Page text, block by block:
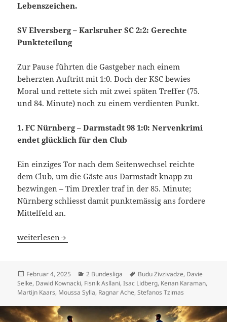
Lebenszeichen.
SV Elversberg – Karlsruher SC 2:2: Gerechte
Punkteteilung
Zur Pause führten die Gastgeber nach einem
beherzten Auftritt mit 1:0. Doch der KSC bewies
Moral und rettete sich mit zwei späten Treffer (75.
und 84. Minute) noch zu einem verdienten Punkt.
1. FC Nürnberg – Darmstadt 98 1:0: Nervenkrimi
endet glücklich für den Club
Ein einziges Tor nach dem Seitenwechsel reichte
dem Club, um die Gäste aus Darmstadt knapp zu
bezwingen – Tim Drexler traf in der 85. Minute;
Nürnberg schliesst damit punktemässig ans fordere
Mittelfeld an.
Martijn Kaars mit Vier-Tore-Show für 1. FC Magdeburg
weiterlesen
Veröffentlicht
am
Februar 4, 2025 Kategorien
2 Bundesliga Schlagwörter
Budu Zivzivadze, Davie
Selke, Dawid Kownacki, Fisnik Asllani,Isac Lidberg, Kenan Karaman,
Martijn Kaars, Moussa Sylla, Ragnar Ache,Stefanos Tzimas